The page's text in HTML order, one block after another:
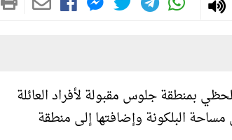
بمنطقة جلوس مقبولة لأفراد العائلة
البلكونة وإضافتها إلى منطقة